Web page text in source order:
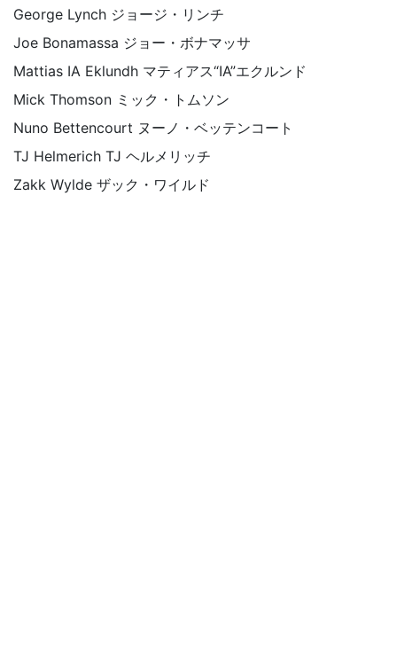
George Lynch ジョージ・リンチ
Joe Bonamassa ジョー・ボナマッサ
Mattias IA Eklundh マティアス“IA”エクルンド
Mick Thomson ミック・トムソン
Nuno Bettencourt ヌーノ・ベッテンコート
TJ Helmerich TJ ヘルメリッチ
Zakk Wylde ザック・ワイルド